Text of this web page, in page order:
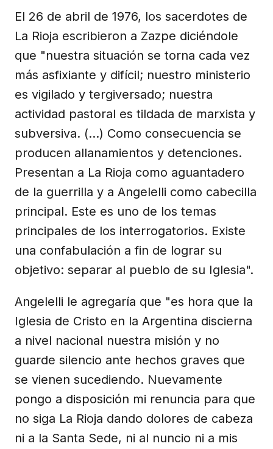
El 26 de abril de 1976, los sacerdotes de
La Rioja escribieron a Zazpe diciéndole
que "nuestra situación se torna cada vez
más asfixiante y difícil; nuestro ministerio
es vigilado y tergiversado; nuestra
actividad pastoral es tildada de marxista y
subversiva. (…) Como consecuencia se
producen allanamientos y detenciones.
Presentan a La Rioja como aguantadero
de la guerrilla y a Angelelli como cabecilla
principal. Este es uno de los temas
principales de los interrogatorios. Existe
una confabulación a fin de lograr su
objetivo: separar al pueblo de su Iglesia".
Angelelli le agregaría que "es hora que la
Iglesia de Cristo en la Argentina discierna
a nivel nacional nuestra misión y no
guarde silencio ante hechos graves que
se vienen sucediendo. Nuevamente
pongo a disposición mi renuncia para que
no siga La Rioja dando dolores de cabeza
ni a la Santa Sede, ni al nuncio ni a mis